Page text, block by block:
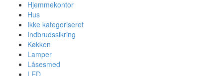
Hjemmekontor
Hus
Ikke kategoriseret
Indbrudssikring
Køkken
Lamper
Låsesmed